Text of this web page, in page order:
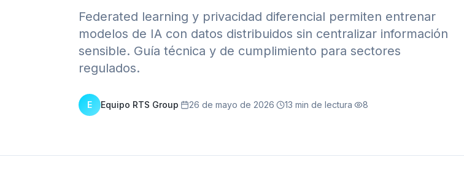
Federated learning y privacidad diferencial permiten entrenar
modelos de IA con datos distribuidos sin centralizar información
sensible. Guía técnica y de cumplimiento para sectores
regulados.
E Equipo RTS Group· 26 de mayo de 2026· 13 min de lectura· 8